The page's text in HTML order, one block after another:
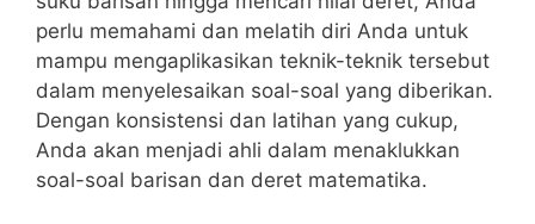
perlu memahami ⁤dan melatih diri Anda untuk
mampu mengaplikasikan teknik-teknik tersebut
dalam menyelesaikan soal-soal yang ⁣diberikan.
Dengan ⁢konsistensi dan latihan ⁤yang cukup,
Anda akan menjadi ahli dalam menaklukkan⁤
soal-soal barisan dan⁢ deret‍ matematika.